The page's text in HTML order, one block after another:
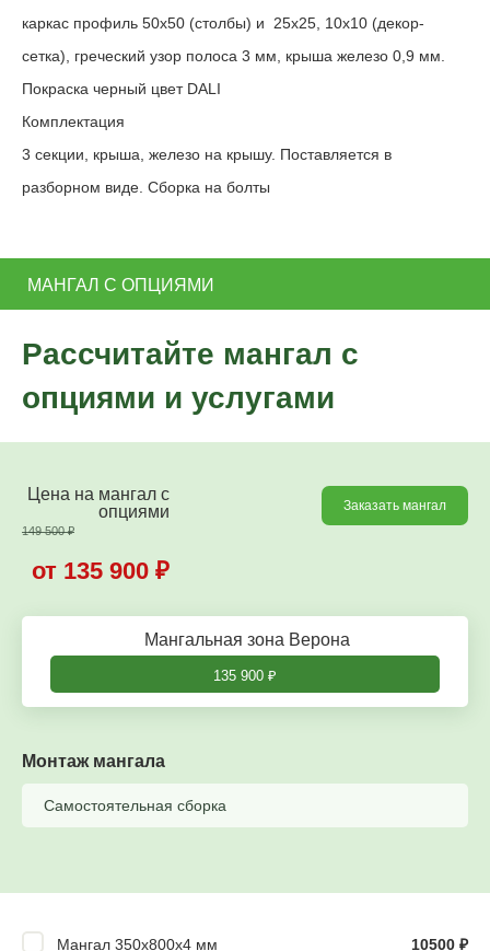
каркас профиль 50х50 (столбы) и 25х25, 10х10 (декор-
сетка), греческий узор полоса 3 мм, крыша железо 0,9 мм.
Покраска черный цвет DALI
Комплектация
3 секции, крыша, железо на крышу. Поставляется в
разборном виде. Сборка на болты
МАНГАЛ С ОПЦИЯМИ
Рассчитайте мангал с
опциями и услугами
Цена на мангал c
опциями
149 500₽
от 135 900 ₽
Заказать мангал
Мангальная зона Верона
135 900 ₽
Монтаж мангала
Самостоятельная сборка
Мангал 350х800х4 мм 10500 ₽